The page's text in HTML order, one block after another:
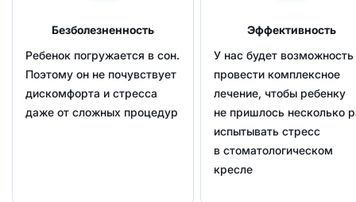
Безболезненность
Ребенок погружается в сон.
Поэтому он не почувствует
дискомфорта и стресса
даже от сложных процедур
Эффективность
У нас будет возможность
провести комплексное
лечение, чтобы ребенку
не пришлось несколько
испытывать стресс
в стоматологическом
кресле